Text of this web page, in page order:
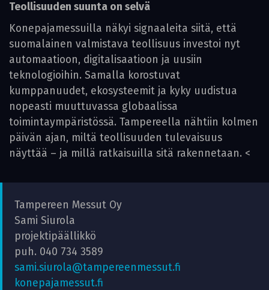
Teollisuuden suunta on selvä
Konepajamessuilla näkyi signaaleita siitä, että
suomalainen valmistava teollisuus investoi nyt
automaatioon, digitalisaatioon ja uusiin
teknologioihin. Samalla korostuvat
kumppanuudet, ekosysteemit ja kyky uudistua
nopeasti muuttuvassa globaalissa
toimintaympäristössä. Tampereella nähtiin kolmen
päivän ajan, miltä teollisuuden tulevaisuus
näyttää – ja millä ratkaisuilla sitä rakennetaan. <
Tampereen Messut Oy
Sami Siurola
projektipäällikkö
puh. 040 734 3589
sami.siurola@tampereenmessut.fi
konepajamessut.fi